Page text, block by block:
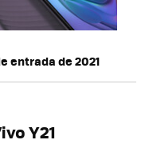
entrada de 2021
Y21